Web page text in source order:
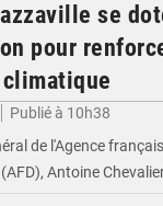
se
pour
Publié à 10h38
de l'Agence
Antoine